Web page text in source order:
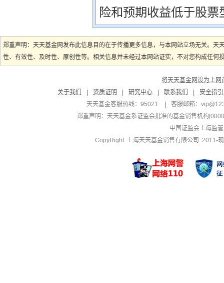
险和预期收益低于股
郑重声明：天天基金网发布此信息目的在于传播更多信息，与本网站立场无关。
性、有效性、及时性、原创性等。相关信息并未经过本网站证实，不对您构成任
将天天基金网设为上网
关于我们
资质证明 研究中心 联系我们
安全指引
天天基金客服热线：95021
客服邮箱：
郑重声明： 天天基金系证监会批准的基金销售机构
中国证监会上海监
CopyRight 上海天天基金销售有限公司 2011-